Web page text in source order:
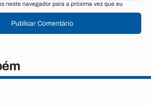
neste navegador para a próxima vez que eu
Publicar Comentário